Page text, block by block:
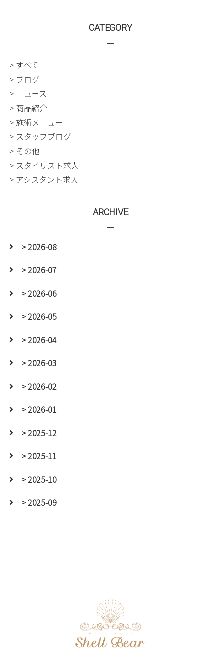
CATEGORY
> すべて
> ブログ
> ニュース
> 商品紹介
> 施術メニュー
> スタッフブログ
> その他
> スタイリスト求人
> アシスタント求人
ARCHIVE
> 2026-08
> 2026-07
> 2026-06
> 2026-05
> 2026-04
> 2026-03
> 2026-02
> 2026-01
> 2025-12
> 2025-11
> 2025-10
> 2025-09